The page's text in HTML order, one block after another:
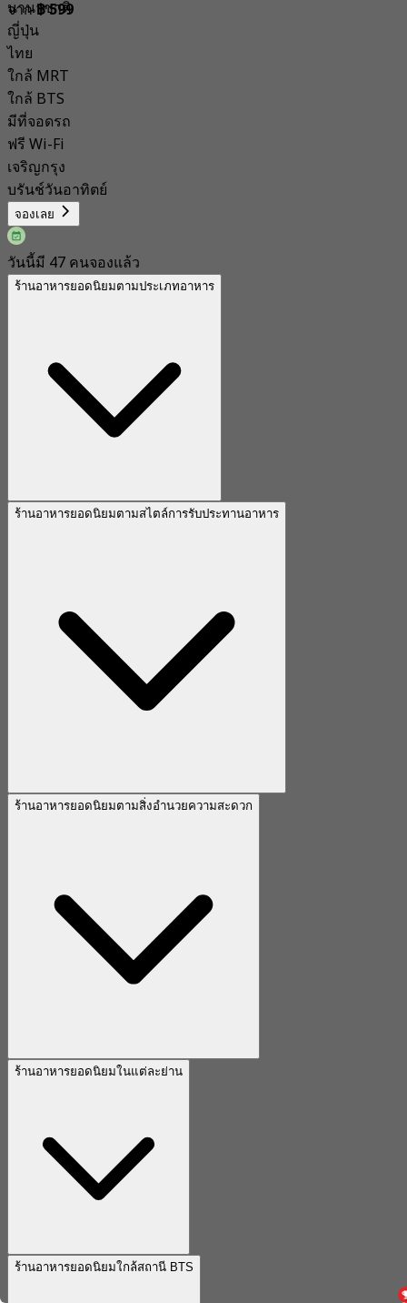
จาก฿ 599
นานาชาติ
ญี่ปุ่น
ไทย
ใกล้ MRT
ใกล้ BTS
มีที่จอดรถ
ฟรี Wi-Fi
เจริญกรุง
บรันช์วันอาทิตย์
จองเลย
วันนี้มี 47 คนจองแล้ว
ร้านอาหารยอดนิยมตามประเภทอาหาร
ร้านอาหารยอดนิยมตามสไตล์การรับประทานอาหาร
ร้านอาหารยอดนิยมตามสิ่งอำนวยความสะดวก
ร้านอาหารยอดนิยมในแต่ละย่าน
ร้านอาหารยอดนิยมใกล้สถานี BTS